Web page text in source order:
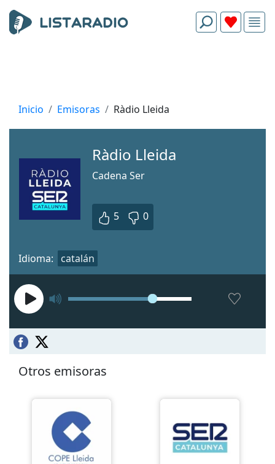
Inicio Emisoras Ràdio Lleida
Ràdio Lleida
Cadena Ser
5 0
Idioma: catalán
Otros emisoras